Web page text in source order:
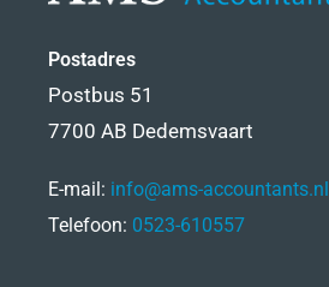
Postadres
Postbus 51
7700 AB Dedemsvaart
E-mail: info@ams-accountants.nl
Telefoon: 0523-610557